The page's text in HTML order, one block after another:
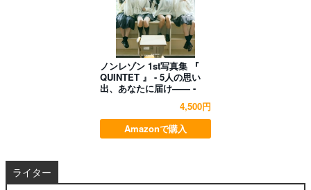
ノンレゾン 1st写真集 『
QUINTET 』 - 5人の思い
出、あなたに届け―― -
4,500円
Amazonで購入
ライター